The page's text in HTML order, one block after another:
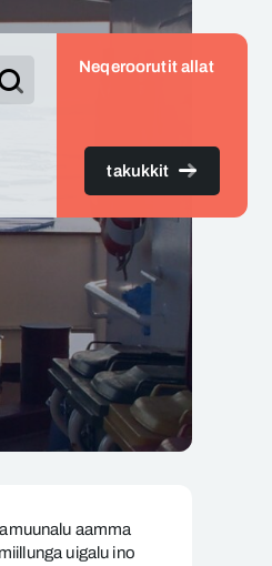
Neqeroorutit allat
takukkit
aamma
uigalu ino